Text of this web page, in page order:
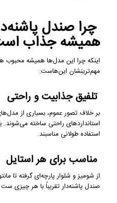
چرا صندل
همیشه جذاب
اینکه چرا این مدل‌ها همیشه محبوب
مهم‌ترینشان این‌هاست:
تلفیق جذابیت و راحتی
بر خلاف تصور عموم، بسیاری از
استانداردهای راحتی ساخته
استفاده طولانی مناسبند.
مناسب برای هر استایل
از شومیز و شلوار پارچه‌ای گرفته تا
صندل پاشنه‌دار تقریباً با هر چیزی